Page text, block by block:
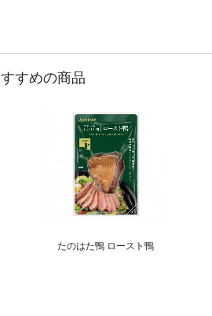
すめの商品
たのはた鴨 ロースト鴨